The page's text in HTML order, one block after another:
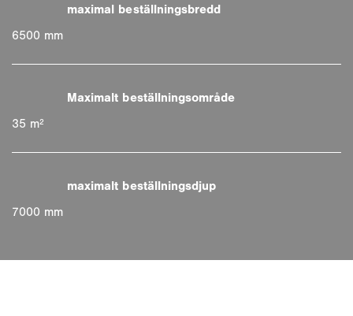
6500 mm
35 m²
7000 mm